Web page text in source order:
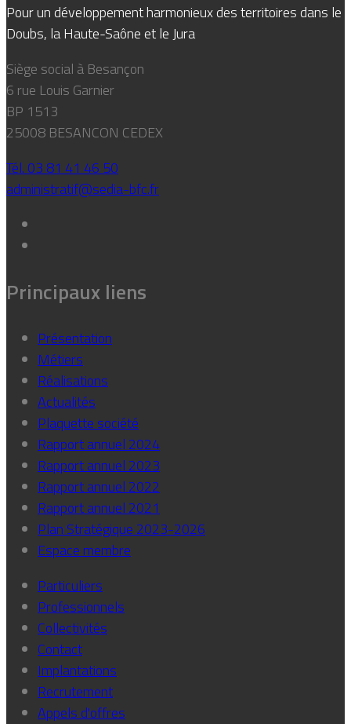
Pour un développement harmonieux des territoires dans le
Doubs, la Haute-Saône et le Jura
Siège social à Besançon
6 rue Louis Garnier
BP 1513
25008 BESANCON CEDEX
Tél. 03 81 41 46 50
administratif@sedia-bfc.fr
Principaux liens
Présentation
Métiers
Réalisations
Actualités
Plaquette société
Rapport annuel 2024
Rapport annuel 2023
Rapport annuel 2022
Rapport annuel 2021
Plan Stratégique 2023-2026
Espace membre
Particuliers
Professionnels
Collectivités
Contact
Implantations
Recrutement
Appels d'offres